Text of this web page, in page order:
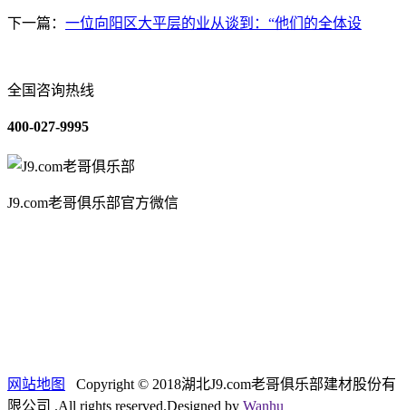
下一篇： 一位向阳区大平层的业从谈到：“他们的全体设
全国咨询热线
400-027-9995
J9.com老哥俱乐部官方微信
网站地图
Copyright © 2018湖北J9.com老哥俱乐部建材股份有
限公司 .All rights reserved.Designed by Wanhu